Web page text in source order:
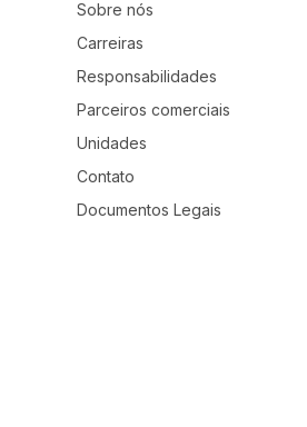
Sobre nós
Carreiras
Responsabilidades
Parceiros comerciais
Unidades
Contato
Documentos Legais